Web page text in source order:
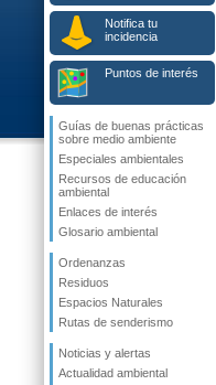
Notifica tu
incidencia
Puntos de interés
Guías de buenas prácticas
sobre medio ambiente
Especiales ambientales
Recursos de educación
ambiental
Enlaces de interés
Glosario ambiental
Ordenanzas
Residuos
Espacios Naturales
Rutas de senderismo
Noticias y alertas
Actualidad ambiental